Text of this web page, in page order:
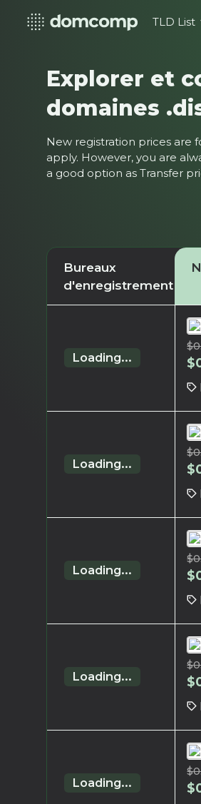
TLD List
Explorer et
domaines
New registration prices are
apply. However, you are
a good option as Transfer
Bureaux
d'enregistrement
Loading...
$
$
Loading...
$
$
Loading...
$
$
Loading...
$
$
Loading...
$
$